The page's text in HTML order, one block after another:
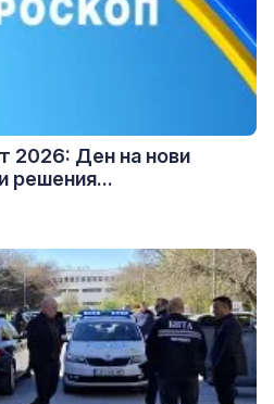
2026: Ден на нови
решения...